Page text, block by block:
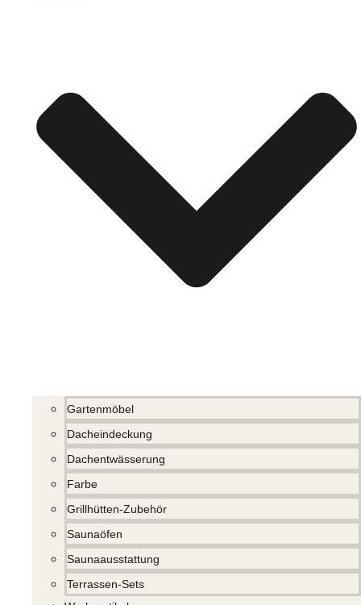
Gartenmöbel
Dacheindeckung
Dachentwässerung
Farbe
Grillhütten-Zubehör
Saunaöfen
Saunaausstattung
Terrassen-Sets